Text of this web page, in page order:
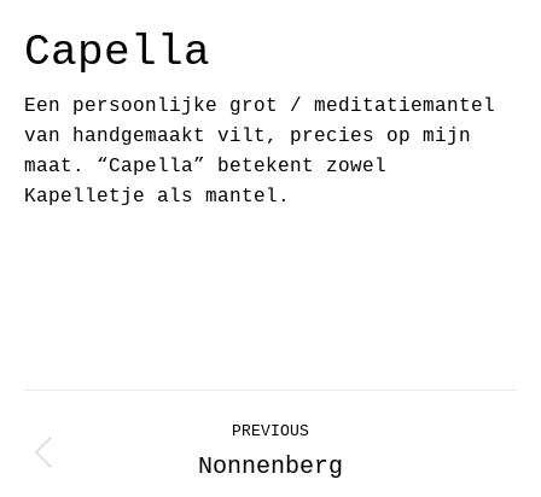
Capella
Een persoonlijke grot / meditatiemantel
van handgemaakt vilt, precies op mijn
maat. “Capella” betekent zowel
Kapelletje als mantel.
navigation
PREVIOUS
Previous
Nonnenberg